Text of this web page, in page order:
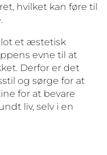
hvilket kan føre til
et æstetisk
evne til at
Derfor er det
og sørge for at
for at bevare
liv, selv i en